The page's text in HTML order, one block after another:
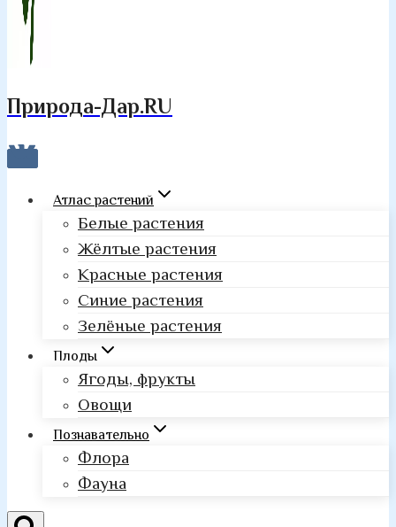
Природа-Дар.RU
Атлас растений
Белые растения
Жёлтые растения
Красные растения
Синие растения
Зелёные растения
Плоды
Ягоды, фрукты
Овощи
Познавательно
Флора
Фауна